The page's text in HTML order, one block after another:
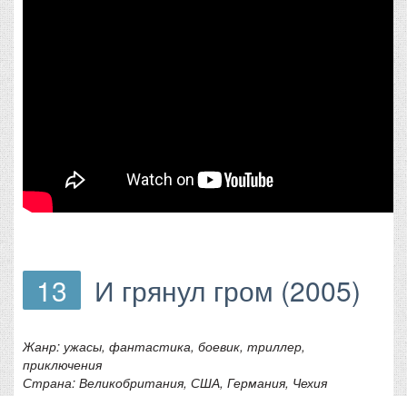
13 И грянул гром (2005)
Жанр: ужасы, фантастика, боевик, триллер,
приключения
Страна: Великобритания, США, Германия, Чехия